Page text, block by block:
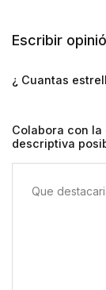
Escribir
¿ Cuantas
Colabora con la
descriptiva